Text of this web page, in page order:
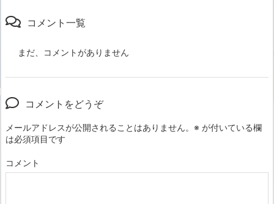
コメント一覧
まだ、コメントがありません
コメントをどうぞ
メールアドレスが公開されることはありません。 ※ が付いている欄
は必須項目です
コメント